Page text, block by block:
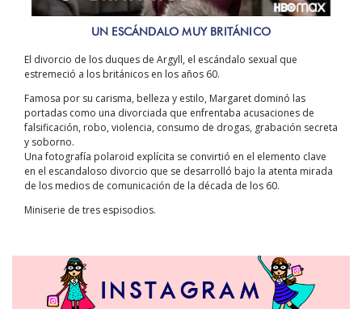
UN ESCÁNDALO MUY BRITÁNICO
El divorcio de los duques de Argyll, el escándalo sexual que
estremeció a los británicos en los años 60.
Famosa por su carisma, belleza y estilo, Margaret dominó las
portadas como una divorciada que enfrentaba acusaciones de
falsificación, robo, violencia, consumo de drogas, grabación secreta
y soborno.
Una fotografía polaroid explícita se convirtió en el elemento clave
en el escandaloso divorcio que se desarrolló bajo la atenta mirada
de los medios de comunicación de la década de los 60.
Miniserie de tres espisodios.